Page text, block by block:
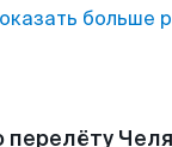
больше